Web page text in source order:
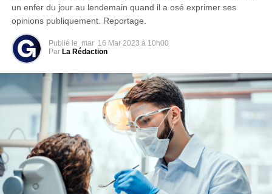
un enfer du jour au lendemain quand il a osé exprimer ses
opinions publiquement. Reportage.
Publié le mar 16 Mar 2023 à 10h00
Par La Rédaction